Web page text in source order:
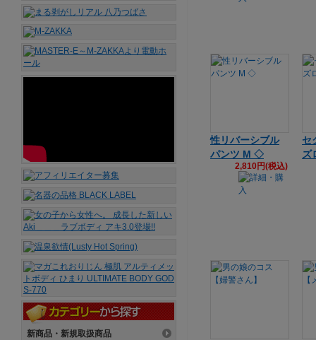
性リバーシブル
パンツ M ◇
2,810円(税込)
セ
ズ
新商品・新規取扱商品